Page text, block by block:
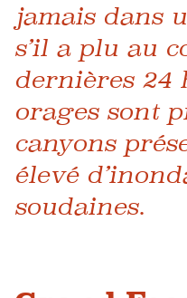
jamais dans
s’il a plu au
dernières 24
orages sont
canyons
élevé
soudaines.